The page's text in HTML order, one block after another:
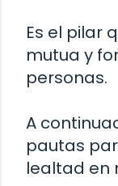
Es el pilar
mutua y
personas.
A
pautas
lealtad en